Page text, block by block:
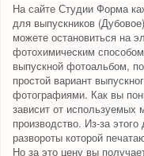
На сайте Студии Форма
для выпускников
можете остановиться на
фотохимическим
выпускной фотоальбом,
простой вариант
фотографиями. Как вы
зависит от используемых
производство. Из-за
развороты которой
Но за это цену вы